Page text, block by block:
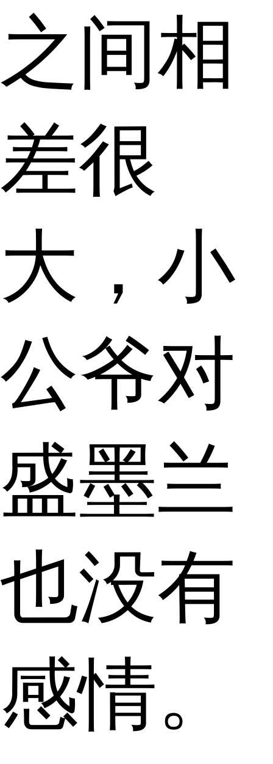
之间相
差很
大，小
公爷对
盛墨兰
也没有
感情。